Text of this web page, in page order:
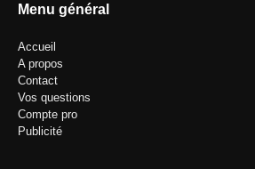
Menu général
Accueil
A propos
Contact
Vos questions
Compte pro
Publicité